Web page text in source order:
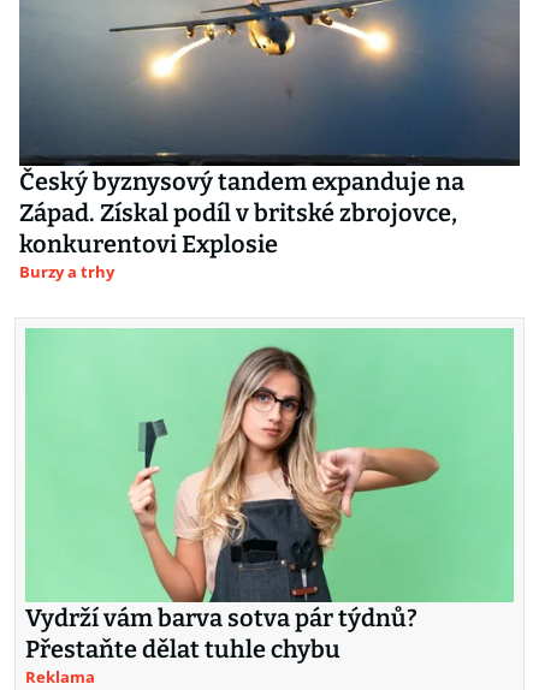
Český byznysový tandem expanduje na
Západ. Získal podíl v britské zbrojovce,
konkurentovi Explosie
Burzy a trhy
Vydrží vám barva sotva pár týdnů?
Přestaňte dělat tuhle chybu
Reklama